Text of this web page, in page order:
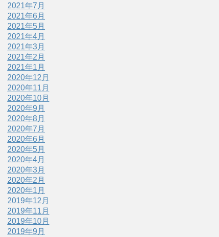
2021年7月
2021年6月
2021年5月
2021年4月
2021年3月
2021年2月
2021年1月
2020年12月
2020年11月
2020年10月
2020年9月
2020年8月
2020年7月
2020年6月
2020年5月
2020年4月
2020年3月
2020年2月
2020年1月
2019年12月
2019年11月
2019年10月
2019年9月